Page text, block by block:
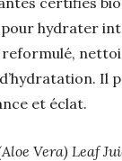
hydrater
Il
et éclat.
Vera) Leaf